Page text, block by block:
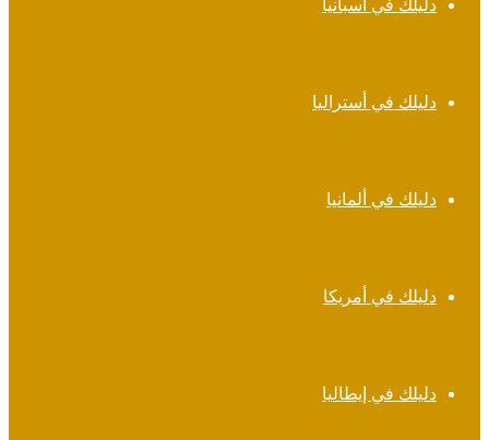
دليلك في أسبانيا
دليلك في أستراليا
دليلك في ألمانيا
دليلك في أمريكا
دليلك في إيطاليا